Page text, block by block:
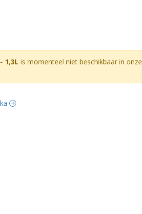
1,3L is momenteel niet beschikbaar in onze